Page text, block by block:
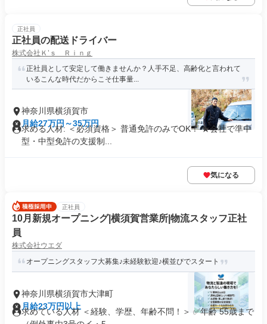
正社員
正社員の配送ドライバー
株式会社Ｋ’ｓ Ｒｉｎｇ
正社員として安定して働きませんか？人手不足、高齢化と言われて
いるこんな時代だからこそ仕事量...
神奈川県横須賀市
月給27万円～35万円
求める人材: ＜必須資格＞ 普通免許のみでOK！ ★会社で準中
型・中型免許の支援制...
気になる
正社員
10月新規オープニング|横須賀営業所|物流スタッフ正社
員
株式会社ウエダ
オープニングスタッフ大募集♪未経験歓迎♪横並びでスタート
神奈川県横須賀市大津町
月給23万円以上
求めている人材 ＜経験、学歴、年齢不問！＞ ✅年齢 55歳まで